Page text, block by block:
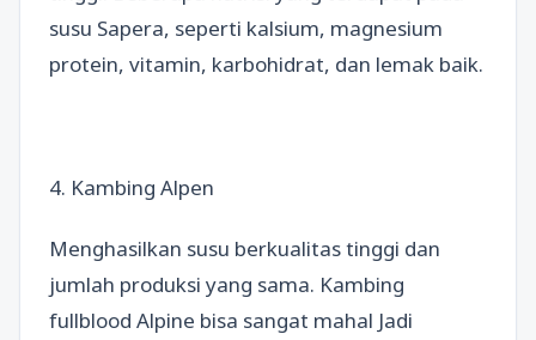
susu Sapera, seperti kalsium, magnesium
protein, vitamin, karbohidrat, dan lemak baik.
4. Kambing Alpen
Menghasilkan susu berkualitas tinggi dan
jumlah produksi yang sama. Kambing
fullblood Alpine bisa sangat mahal Jadi